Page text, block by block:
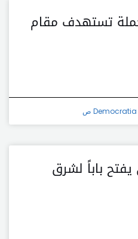
تستهدف مقام
Democratia
باباً لشرق